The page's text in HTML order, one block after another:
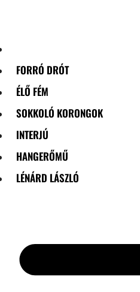
FORRÓ DRÓT
ÉLŐ FÉM
SOKKOLÓ KORONGOK
INTERJÚ
HANGERŐMŰ
LÉNÁRD LÁSZLÓ